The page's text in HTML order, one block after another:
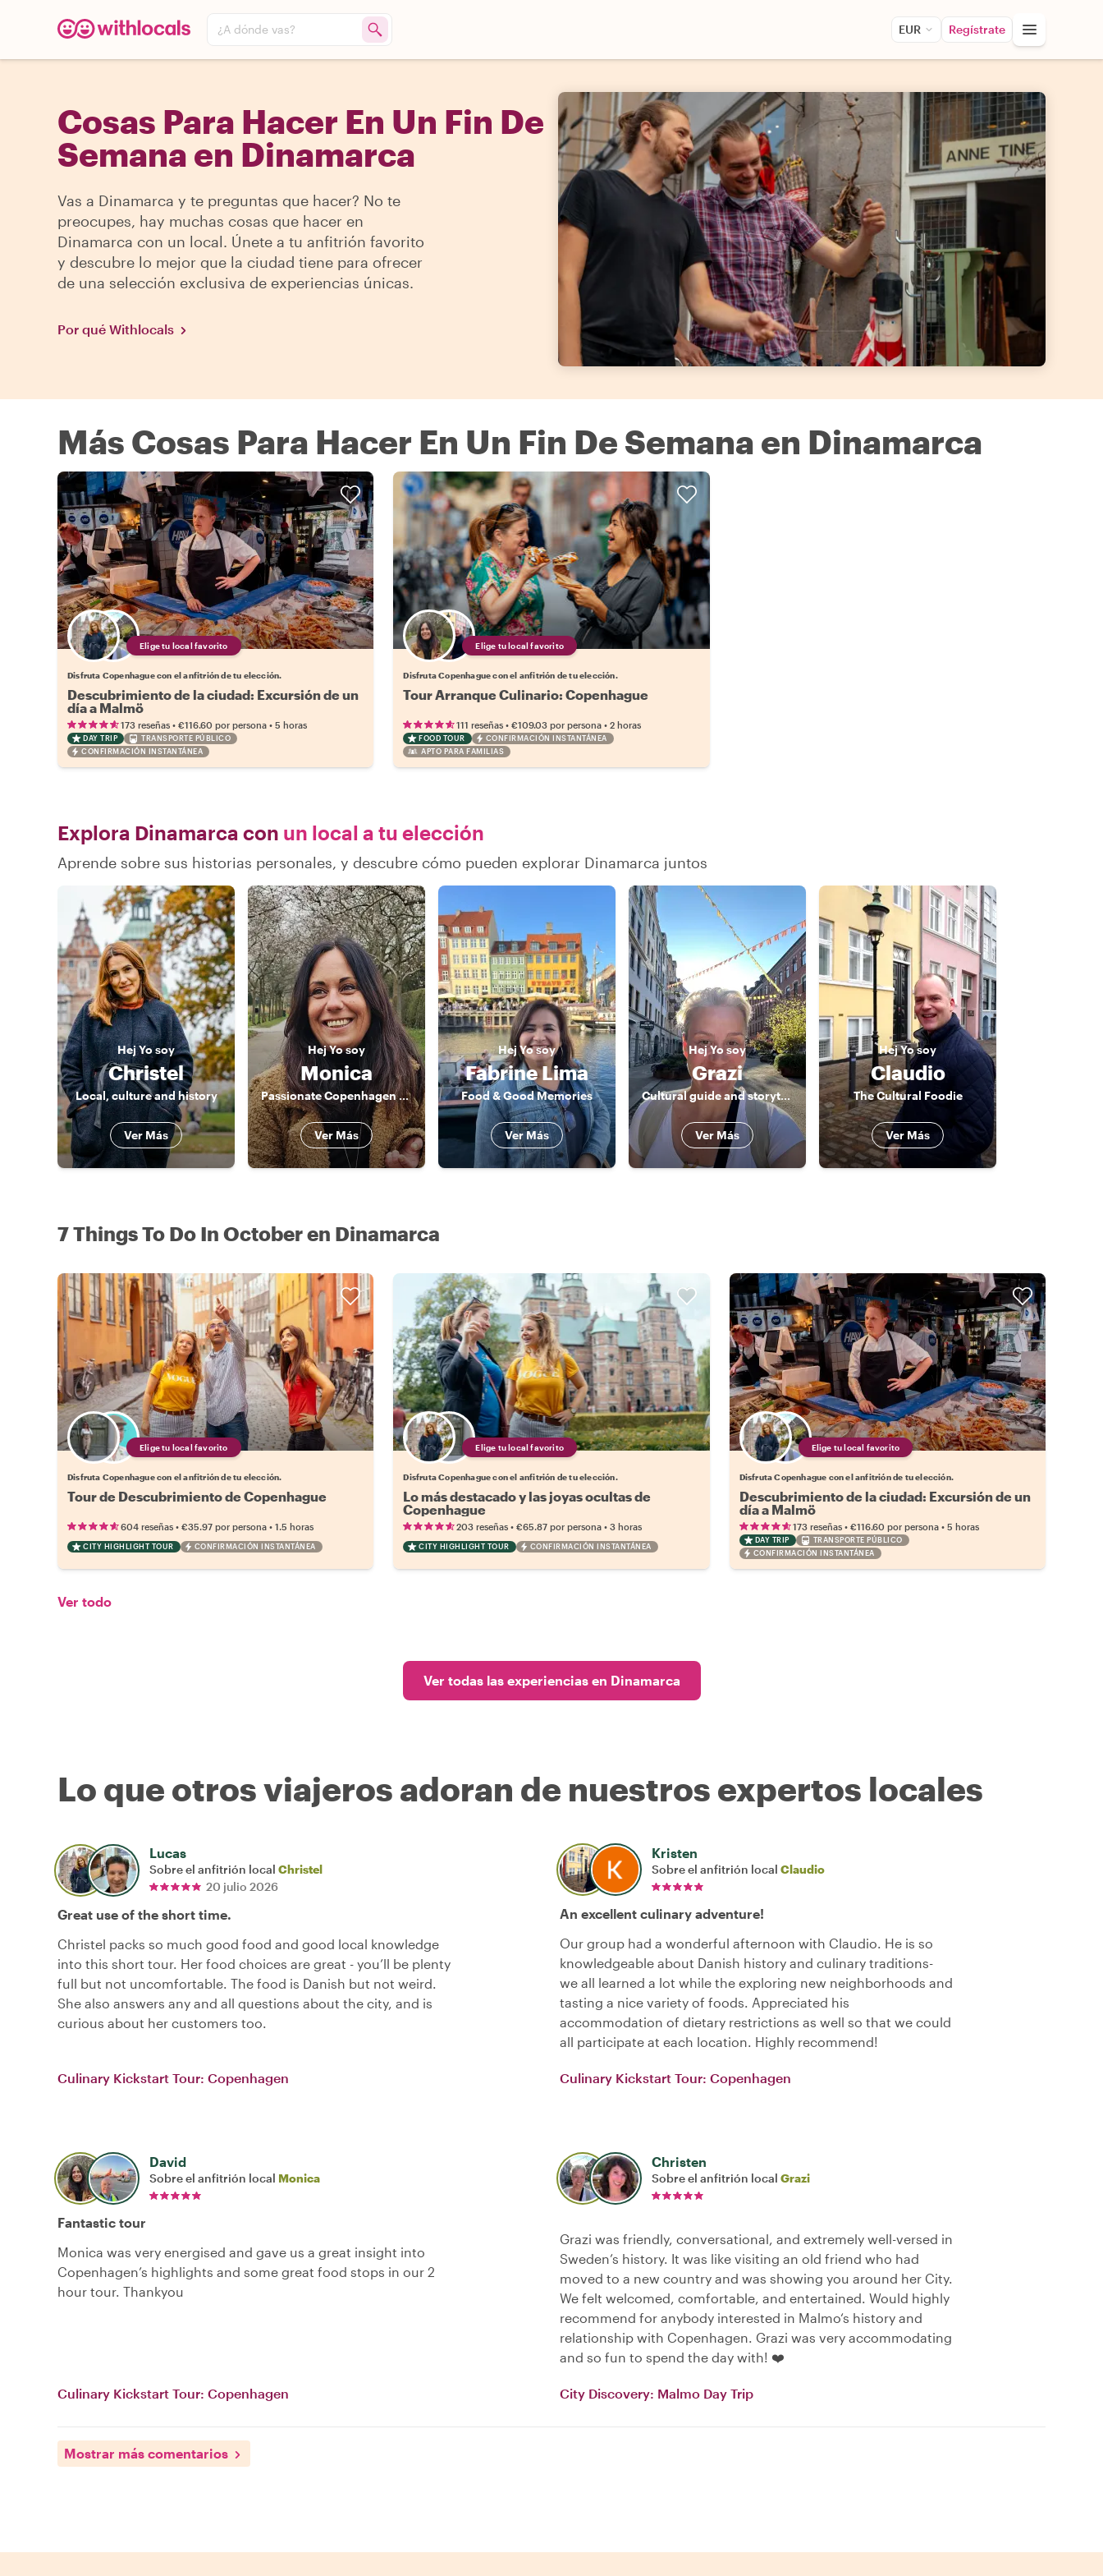
¿A dónde vas? EUR Regístrate
Cosas Para Hacer En Un Fin De
Semana en Dinamarca
Vas a Dinamarca y te preguntas que hacer? No te
preocupes, hay muchas cosas que hacer en
Dinamarca con un local. Únete a tu anfitrión favorito
y descubre lo mejor que la ciudad tiene para ofrecer
de una selección exclusiva de experiencias únicas.
Por qué Withlocals
Más Cosas Para Hacer En Un Fin De Semana en Dinamarca
Elige tu local favorito
Disfruta Copenhague con el anfitrión de tu elección.
Descubrimiento de la ciudad: Excursión de un
día a Malmö
173 reseñas • €116.60 por persona • 5 horas
DAY TRIP
TRANSPORTE PÚBLICO
CONFIRMACIÓN INSTANTÁNEA
Elige tu local favorito
Disfruta Copenhague con el anfitrión de tu elección.
Tour Arranque Culinario: Copenhague
111 reseñas •€109.03 por persona •2 horas
FOOD TOUR
CONFIRMACIÓN INSTANTÁNEA
APTO PARA FAMILIAS
Explora Dinamarca con un local a tu elección
Aprende sobre sus historias personales, y descubre cómo pueden explorar Dinamarca juntos
HejYo soy
Christel
Local, culture and history
Ver Más
HejYo soy
Monica
Passionate Copenhagen Guide – Discover Food, Art & Nature with a Local
Ver Más
Hej Yo soy
Fabrine Lima
Food & Good Memories
Ver Más
HejYo soy
Grazi
Cultural guide and storyteller
Ver Más
HejYo soy
Claudio
The Cultural Foodie
Ver Más
7 Things To Do In October en Dinamarca
Elige tu local favorito
Disfruta Copenhague con el anfitrión de tu elección.
Tour de Descubrimiento de Copenhague
604 reseñas • €35.97 por persona • 1.5 horas
CITY HIGHLIGHT TOUR CONFIRMACIÓN INSTANTÁNEA
Elige tu local favorito
Disfruta Copenhague con el anfitrión de tu elección.
Lo más destacado y las joyas ocultas de
Copenhague
203 reseñas •€65.87 por persona •3 horas
CITY HIGHLIGHT TOUR CONFIRMACIÓN INSTANTÁNEA
Elige tu local favorito
Disfruta Copenhague con el anfitrión de tu elección.
Descubrimiento de la ciudad: Excursión de un
día a Malmö
173 reseñas• €116.60 por persona• 5 horas
DAY TRIP
TRANSPORTE PÚBLICO
CONFIRMACIÓN INSTANTÁNEA
Ver todo
Ver todas las experiencias en Dinamarca
Lo que otros viajeros adoran de nuestros expertos locales
Lucas
Sobre el anfitrión local Christel
20 julio 2026
Great use of the short time.
Christel packs so much good food and good local knowledge
into this short tour. Her food choices are great - you’ll be plenty
full but not uncomfortable. The food is Danish but not weird.
She also answers any and all questions about the city, and is
curious about her customers too.
Culinary Kickstart Tour: Copenhagen
Kristen
Sobre el anfitrión local Claudio
An excellent culinary adventure!
Our group had a wonderful afternoon with Claudio. He is so
knowledgeable about Danish history and culinary traditions-
we all learned a lot while the exploring new neighborhoods and
tasting a nice variety of foods. Appreciated his
accommodation of dietary restrictions as well so that we could
all participate at each location. Highly recommend!
Culinary Kickstart Tour: Copenhagen
David
Sobre el anfitrión local Monica
Fantastic tour
Monica was very energised and gave us a great insight into
Copenhagen’s highlights and some great food stops in our 2
hour tour. Thankyou
Culinary Kickstart Tour: Copenhagen
Christen
Sobre el anfitrión local Grazi
Grazi was friendly, conversational, and extremely well-versed in
Sweden’s history. It was like visiting an old friend who had
moved to a new country and was showing you around her City.
We felt welcomed, comfortable, and entertained. Would highly
recommend for anybody interested in Malmo‘s history and
relationship with Copenhagen. Grazi was very accommodating
and so fun to spend the day with! ❤️
City Discovery: Malmo Day Trip
Mostrar más comentarios